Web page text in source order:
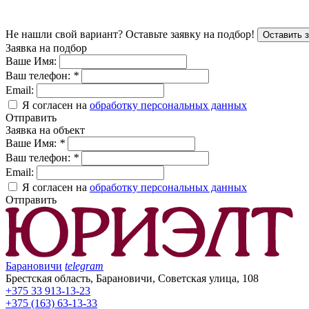
Не нашли свой вариант? Оставьте заявку на подбор! Оставить
Заявка на подбор
Ваше Имя:
Ваш телефон: *
Email:
Я согласен на обработку персональных данных
Отправить
Заявка на объект
Ваше Имя: *
Ваш телефон: *
Email:
Я согласен на обработку персональных данных
Отправить
Барановичи telegram
Брестская область, Барановичи, Советская улица, 108
+375 33 913-13-23
+375 (163) 63-13-33